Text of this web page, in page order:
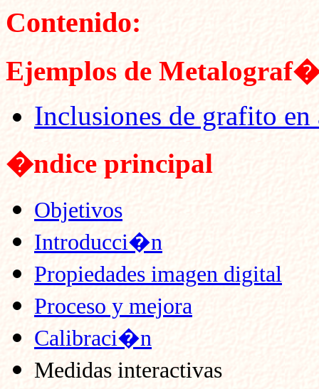
Contenido:
Ejemplos de
Inclusiones de grafito en
�ndice principal
Objetivos
Introducci�n
Propiedades imagen digital
Proceso y mejora
Calibraci�n
Medidas interactivas